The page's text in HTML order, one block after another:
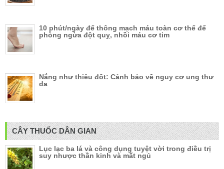
10 phút/ngày để thông mạch máu toàn cơ thể để
phòng ngừa đột quỵ, nhồi máu cơ tim
Nắng như thiêu đốt: Cảnh báo về nguy cơ ung thư
da
CÂY THUỐC DÂN GIAN
Lục lạc ba lá và công dụng tuyệt vời trong điều trị
suy nhược thần kinh và mất ngủ